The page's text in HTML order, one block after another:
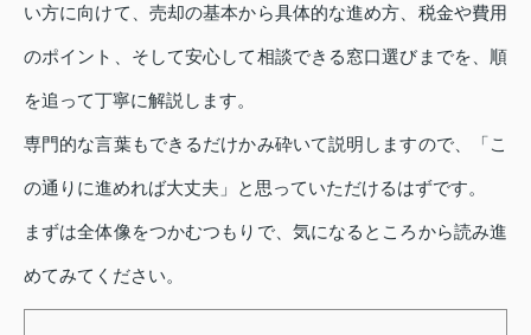
い方に向けて、売却の基本から具体的な進め方、税金や費用
のポイント、そして安心して相談できる窓口選びまでを、順
を追って丁寧に解説します。
専門的な言葉もできるだけかみ砕いて説明しますので、「こ
の通りに進めれば大丈夫」と思っていただけるはずです。
まずは全体像をつかむつもりで、気になるところから読み進
めてみてください。